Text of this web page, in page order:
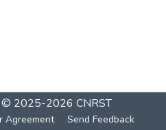
© 2025-2026 CNRST
Agreement Send Feedback